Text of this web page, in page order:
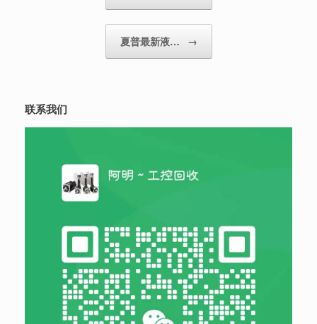
夏普最新液… →
联系我们